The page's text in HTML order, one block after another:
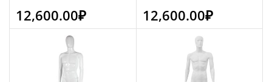
12,600.00₽ 12,600.00₽